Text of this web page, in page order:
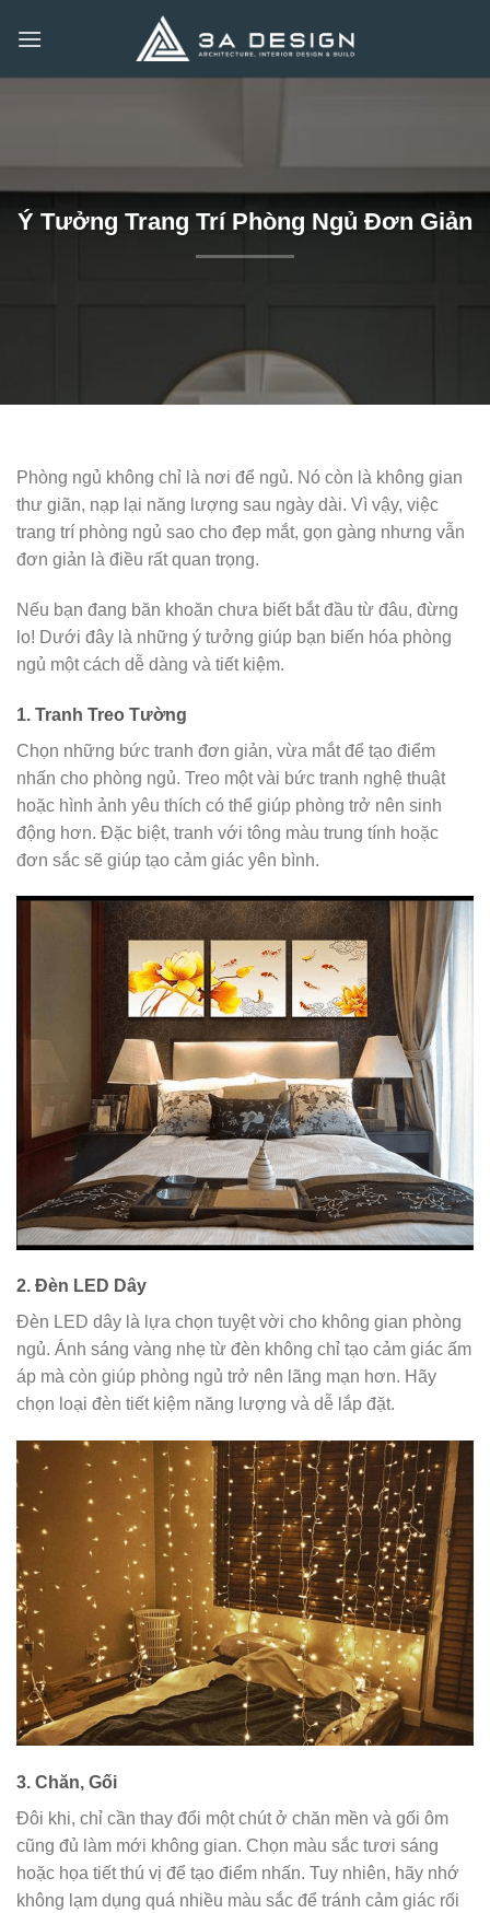
qua
Ý Tưởng Trang Trí Phòng Ngủ Đơn Giản
Phòng ngủ không chỉ là nơi để ngủ. Nó còn là không gian
thư giãn, nạp lại năng lượng sau ngày dài. Vì vậy, việc
trang trí phòng ngủ sao cho đẹp mắt, gọn gàng nhưng vẫn
đơn giản là điều rất quan trọng.
Nếu bạn đang băn khoăn chưa biết bắt đầu từ đâu, đừng
lo! Dưới đây là những ý tưởng giúp bạn biến hóa phòng
ngủ một cách dễ dàng và tiết kiệm.
1. Tranh Treo Tường
Chọn những bức tranh đơn giản, vừa mắt để tạo điểm
nhấn cho phòng ngủ. Treo một vài bức tranh nghệ thuật
hoặc hình ảnh yêu thích có thể giúp phòng trở nên sinh
động hơn. Đặc biệt, tranh với tông màu trung tính hoặc
đơn sắc sẽ giúp tạo cảm giác yên bình.
2. Đèn LED Dây
Đèn LED dây là lựa chọn tuyệt vời cho không gian phòng
ngủ. Ánh sáng vàng nhẹ từ đèn không chỉ tạo cảm giác ấm
áp mà còn giúp phòng ngủ trở nên lãng mạn hơn. Hãy
chọn loại đèn tiết kiệm năng lượng và dễ lắp đặt.
3. Chăn, Gối
Đôi khi, chỉ cần thay đổi một chút ở chăn mền và gối ôm
cũng đủ làm mới không gian. Chọn màu sắc tươi sáng
hoặc họa tiết thú vị để tạo điểm nhấn. Tuy nhiên, hãy nhớ
không lạm dụng quá nhiều màu sắc để tránh cảm giác rối